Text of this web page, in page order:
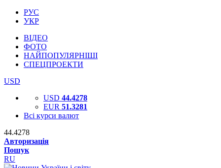
РУС
УКР
ВІДЕО
ФОТО
НАЙПОПУЛЯРНІШІ
СПЕЦПРОЕКТИ
USD
USD 44.4278
EUR 51.3281
Всі курси валют
44.4278
Авторизація
Пошук
RU